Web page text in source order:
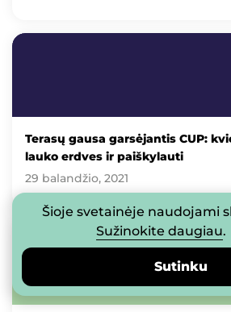
Terasų gausa garsėjantis CUP:
lauko erdves ir paiškylauti
29 balandžio, 2021
Šioje svetainėje naudojami
Sužinokite daugiau.
Sutinku